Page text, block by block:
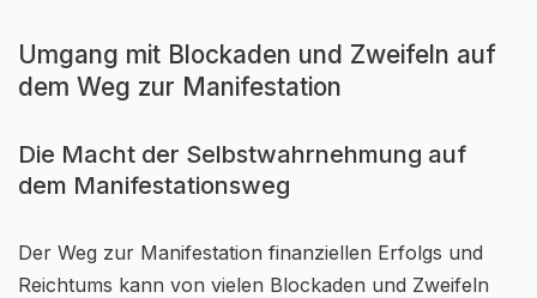
Umgang mit Blockaden und Zweifeln auf
dem Weg zur Manifestation
Die Macht der Selbstwahrnehmung auf
dem Manifestationsweg
Der Weg zur Manifestation finanziellen Erfolgs und
Reichtums kann von vielen Blockaden und Zweifeln